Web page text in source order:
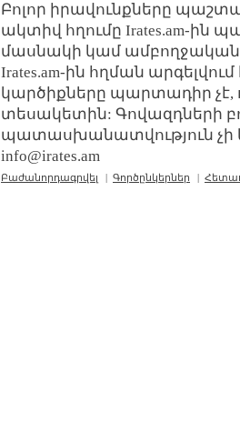
Բոլոր իրավունքները
ակտիվ հղումը Irates.am-ին
մասնակի կամ ամբողջական
Irates.am-ին հղման
կարծիքները պարտադիր չէ,
տեսակետին: Գովազդների
պատասխանատվություն չի
info@irates.am
Բաժանորդագրվել | Գործընկերներ |